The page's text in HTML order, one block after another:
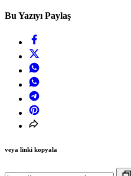
Bu Yazıyı Paylaş
veya linki kopyala